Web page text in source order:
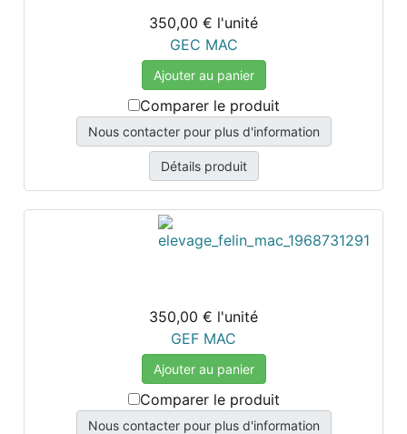
350,00 € l'unité
GEC MAC
Ajouter au panier
Comparer le produit
Nous contacter pour plus d'information
Détails produit
350,00 € l'unité
GEF MAC
Ajouter au panier
Comparer le produit
Nous contacter pour plus d'information